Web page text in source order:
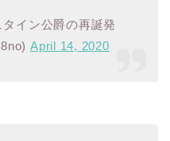
イン公爵の再誕発
April 14, 2020